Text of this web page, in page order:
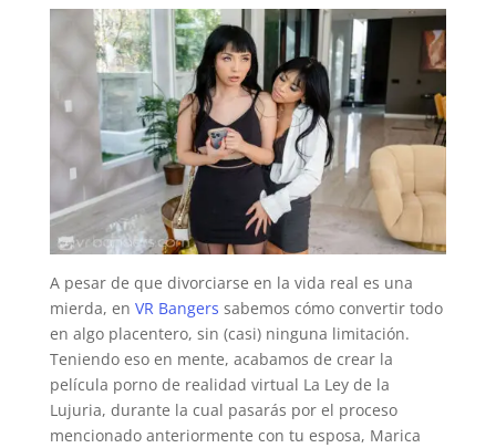
A pesar de que divorciarse en la vida real es una
mierda, en VR Bangers sabemos cómo convertir todo
en algo placentero, sin (casi) ninguna limitación.
Teniendo eso en mente, acabamos de crear la
película porno de realidad virtual La Ley de la
Lujuria, durante la cual pasarás por el proceso
mencionado anteriormente con tu esposa, Marica